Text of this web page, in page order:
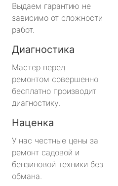
Выдаем гарантию не
зависимо от сложности
работ.
Диагностика
Мастер перед
ремонтом совершенно
бесплатно производит
диагностику.
Наценка
У нас честные цены за
ремонт садовой и
бензиновой техники без
обмана.